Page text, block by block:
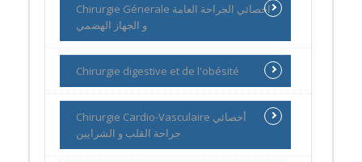
Chirurgie Génerale اخصائي الجراحة العامة
و الجهاز الهضمي
Chirurgie digestive et de l'obésité
Chirurgie Cardio-Vasculaire أخصائي
جراحة القلب و الشرايين